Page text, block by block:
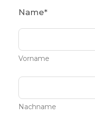
Name*
Vorname
Nachname